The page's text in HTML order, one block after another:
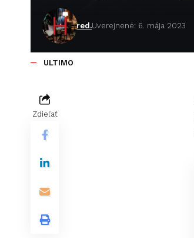
red.Uverejnené: 6. mája 2023
ULTIMO
Zdieľať